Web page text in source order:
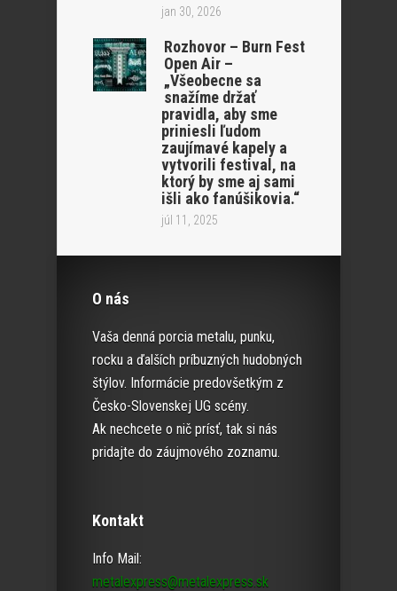
jan 30, 2026
Rozhovor – Burn Fest
Open Air –
„Všeobecne sa
snažíme držať
pravidla, aby sme
priniesli ľudom
zaujímavé kapely a
vytvorili festival, na
ktorý by sme aj sami
išli ako fanúšikovia.“
júl 11, 2025
O nás
Vaša denná porcia metalu, punku,
rocku a ďalších príbuzných hudobných
štýlov. Informácie predovšetkým z
Česko-Slovenskej UG scény.
Ak nechcete o nič prísť, tak si nás
pridajte do záujmového zoznamu.
Kontakt
Info Mail:
metalexpress@metalexpress.sk